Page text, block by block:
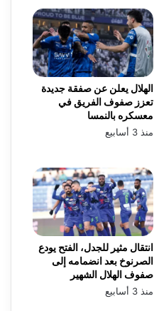
الهلال يعلن عن صفقة جديدة
تعزز صفوف الفريق في
معسكره بالنمسا
منذ 3 أسابيع
انتقال مثير للجدل، الفتح يودع
الصرنوخ بعد انضمامه إلى
صفوف الهلال الشهير
منذ 3 أسابيع